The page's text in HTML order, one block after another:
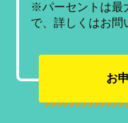
※パーセントは最
で、詳しくはお問
お